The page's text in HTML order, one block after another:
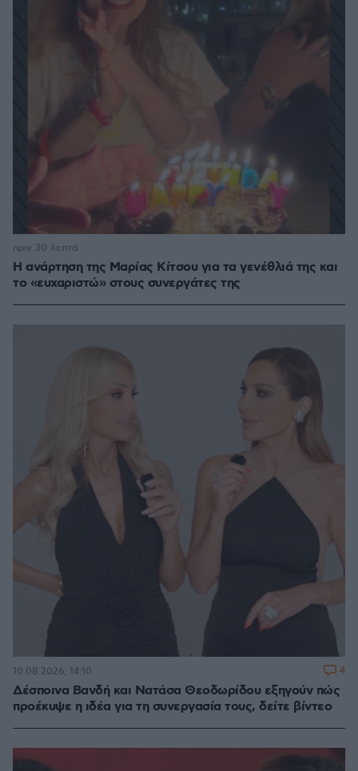
Η ανάρτηση της Μαρίας Κίτσου για τα γενέθλιά της και
το «ευχαριστώ» στους συνεργάτες της
πριν 30 λεπτά
Δέσποινα Βανδή και Νατάσα Θεοδωρίδου εξηγούν πώς
προέκυψε η ιδέα για τη συνεργασία τους, δείτε βίντεο
10.08.2026, 14:10 4